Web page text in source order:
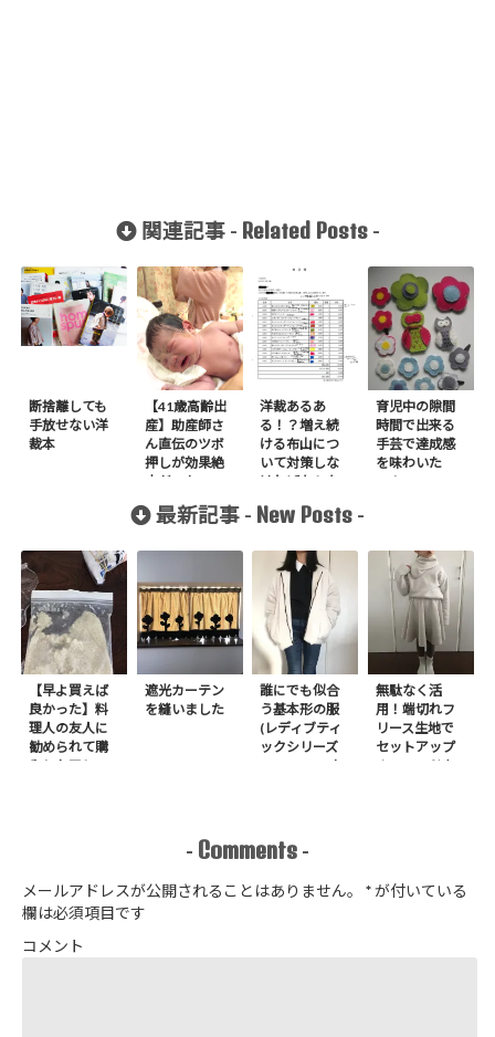
関連記事 - Related Posts-
断捨離しても
手放せない洋
裁本
【41歳高齢出
産】助産師さ
ん直伝のツボ
押しが効果絶
大だった
洋裁あるあ
る！？増え続
ける布山につ
いて対策しな
ければならな
育児中の隙間
時間で出来る
手芸で達成感
を味わいた
い！
最新記事 - New Posts -
【早よ買えば
良かった】料
理人の友人に
勧められて購
入したアレ
遮光カーテン
を縫いました
誰にでも似合
う基本形の服
(レディブティ
ックシリーズ
no.8272) か
アップジャケ
ットを作りま
無駄なく活
用！端切れフ
リース生地で
セットアップ
＋スヌードを1
- Comments -
メールアドレスが公開されることはありません。 *が付いている
欄は必須項目です
コメント